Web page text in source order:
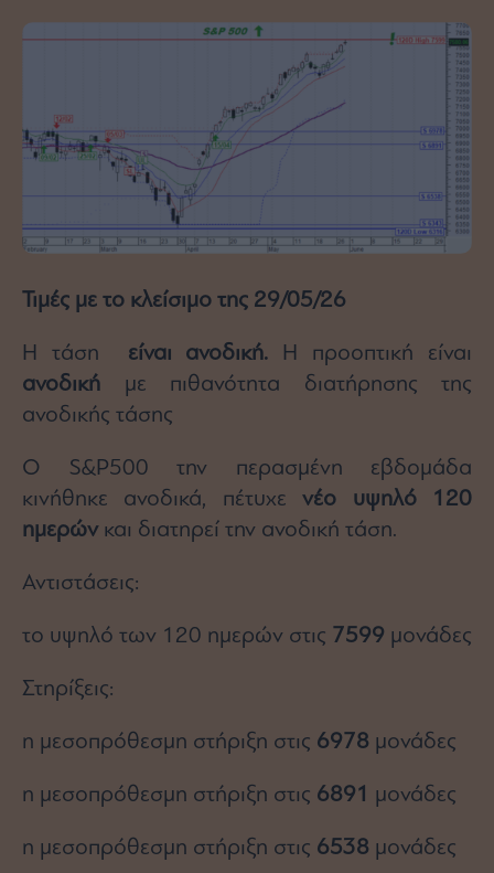
Τιμές με το κλείσιμο της 29/05/26
Η τάση είναι ανοδική.
Η προοπτική είναι
ανοδική με πιθανότητα διατήρησης της
ανοδικής τάσης
Ο S&P500 την περασμένη εβδομάδα
κινήθηκε ανοδικά, πέτυχενέο υψηλό 120
ημερών και διατηρεί την ανοδική τάση.
Αντιστάσεις:
το υψηλό των 120 ημερών στις 7599 μονάδες
Στηρίξεις:
η μεσοπρόθεσμη στήριξη στις 6978 μονάδες
η μεσοπρόθεσμη στήριξη στις 6891 μονάδες
η μεσοπρόθεσμη στήριξη στις 6538 μονάδες